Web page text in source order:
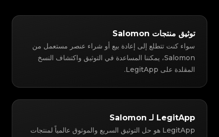
توثيق منتجات Salomon
سواء كنت تتطلع إلى إعادة بيع أو شراء عنصر مستعمل من
Salomon، يمكننا المساعدة في التوثيق واكتشاف النسخ
المقلدة على LegitApp.
LegitApp لـ Salomon
LegitApp هو حل التوثيق السريع والموثوق عالمياً لمنتجات